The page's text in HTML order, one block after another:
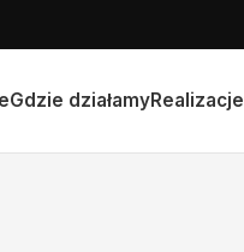
Gdzie działamyRealizacje